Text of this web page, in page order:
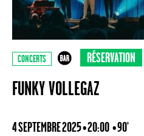
CONCERTS RÉSERVATION
FUNKY VOLLEGAZ
4 SEPTEMBRE 2025 • 20:00 • 90'